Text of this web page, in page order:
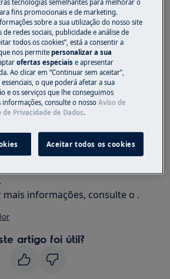
instalação com placa elétrica
encastrada
instalação com placa de
função, pode obter o grau
em menos tempo.
o grau de cozedura
durante algum tempo e
mais informações, consulte o .
artigo foi útil?
fins promocionais e de marketing.
sobre a sua utilização do nosso site
redes sociais, publicidade e análise de
todos os cookies”, está a consentir a
nos permitepersonalizar a sua
ofertas especiaise apresentar
Ao clicar em “Continuar sem aceitar”,
o que poderá afetar a sua
e os serviços que lhe conseguimos
informações, consulte o nossoAviso de
de Privacidade de Dados.
Aceitar todos os cookies